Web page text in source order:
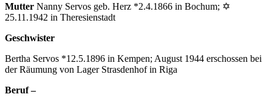
Mutter Nanny Servos geb. Herz *2.4.1866 in Bochum; ✡
25.11.1942 in Theresienstadt
Geschwister
Bertha Servos *12.5.1896 in Kempen; August 1944 erschossen bei
der Räumung von Lager Strasdenhof in Riga
Beruf –